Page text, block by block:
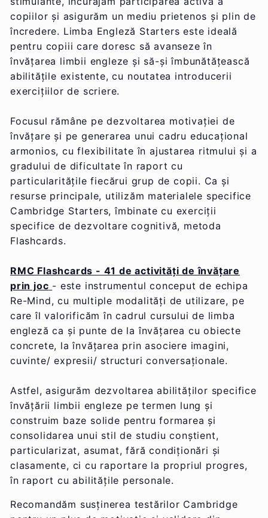
copiilor și asigurăm un mediu prietenos și plin de
încredere. Limba Engleză Starters este ideală
pentru copiii care doresc să avanseze în
învățarea limbii engleze și să-și îmbunătățească
abilitățile existente, cu noutatea introducerii
exercițiilor de scriere.
Focusul rămâne pe dezvoltarea motivației de
învățare și pe generarea unui cadru educațional
armonios, cu flexibilitate în ajustarea ritmului și a
gradului de dificultate în raport cu
particularitățile fiecărui grup de copii. Ca și
resurse principale, utilizăm materialele specifice
Cambridge Starters, îmbinate cu exerciții
specifice de dezvoltare cognitivă, metoda
Flashcards.
RMC Flashcards - 41 de activități de învățare
prin joc - este instrumentul conceput de echipa
Re-Mind, cu multiple modalități de utilizare, pe
care îl valorificăm în cadrul cursului de limba
engleză ca și punte de la învățarea cu obiecte
concrete, la învățarea prin asociere imagini,
cuvinte/ expresii/ structuri conversaționale.
Astfel, asigurăm dezvoltarea abilităților specifice
învățării limbii engleze pe termen lung și
construim baze solide pentru formarea și
consolidarea unui stil de studiu conștient,
particularizat, asumat, fără condiționări și
clasamente, ci cu raportare la propriul progres,
în raport cu abilitățile personale.
Recomandăm susținerea testărilor Cambridge